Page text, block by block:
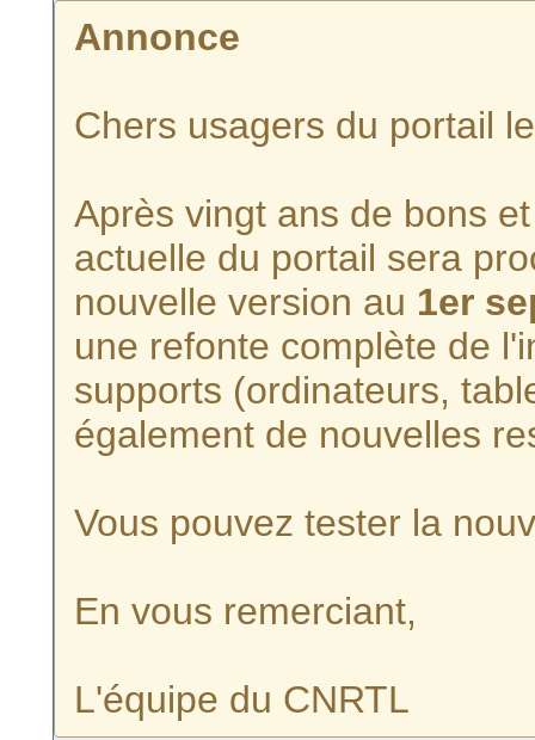
Annonce
Chers usagers du portail
Après vingt ans de bons
actuelle du portail sera
nouvelle version au 1er
une refonte complète de
supports (ordinateurs,
également de nouvelles
Vous pouvez tester la
En vous remerciant,
L'équipe du CNRTL